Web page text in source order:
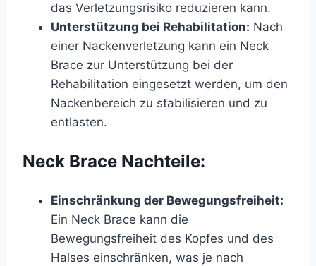
das Verletzungsrisiko reduzieren kann.
Unterstützung bei Rehabilitation: Nach
einer Nackenverletzung kann ein Neck
Brace zur Unterstützung bei der
Rehabilitation eingesetzt werden, um den
Nackenbereich zu stabilisieren und zu
entlasten.
Neck Brace Nachteile:
Einschränkung der Bewegungsfreiheit:
Ein Neck Brace kann die
Bewegungsfreiheit des Kopfes und des
Halses einschränken, was je nach